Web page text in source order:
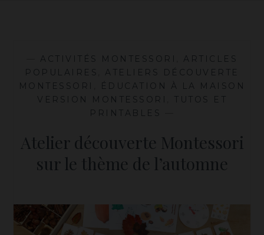
ACTIVITÉS MONTESSORI
ARTICLES
POPULAIRES
ATELIERS DÉCOUVERTE
MONTESSORI
ÉDUCATION À LA MAISON
VERSION MONTESSORI
TUTOS ET
PRINTABLES
Atelier découverte Montessori
sur le thème de l’automne